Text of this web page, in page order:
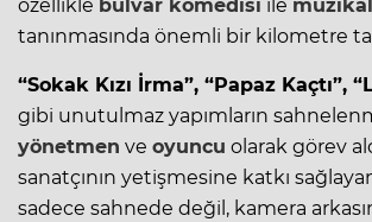
özellikle bulvar komedisi ile müzikal
tanınmasında önemli bir kilometre
“Sokak Kızı İrma”, “Papaz Kaçtı”,
gibi unutulmaz yapımların
yönetmen ve oyuncu olarak görev
sanatçının yetişmesine katkı
sadece sahnede değil, kamera